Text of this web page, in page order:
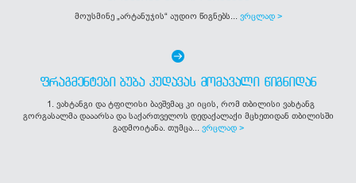
მოუსმინე „არტანუჯის“ აუდიო წიგნებს... ვრცლად >
ᲤᲠᲐᲒᲛᲔᲜᲢᲔᲑᲘ ᲑᲣᲑᲐ ᲙᲣᲓᲐᲕᲐᲡ ᲛᲝᲛᲐᲕᲐᲚᲘ ᲬᲘᲒᲜᲘᲓᲐᲜ
1. ვახტანგი და ტფილისი ბავშვმაც კი იცის, რომ თბილისი ვახტანგ
გორგასალმა დააარსა და საქართველოს დედაქალაქი მცხეთიდან თბილისში
გადმოიტანა. თუმცა... ვრცლად >